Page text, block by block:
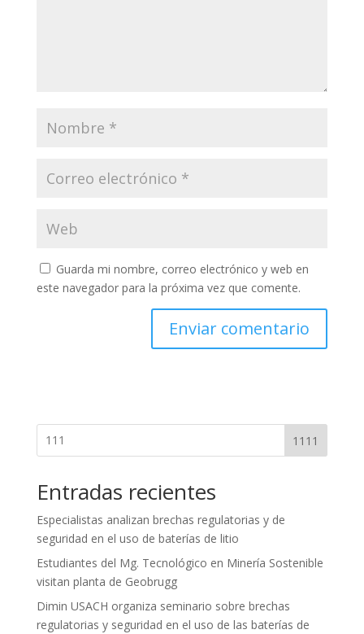
Guarda mi nombre, correo electrónico y web en
este navegador para la próxima vez que comente.
1111
Entradas recientes
Especialistas analizan brechas regulatorias y de
seguridad en el uso de baterías de litio
Estudiantes del Mg. Tecnológico en Minería Sostenible
visitan planta de Geobrugg
Dimin USACH organiza seminario sobre brechas
regulatorias y seguridad en el uso de las baterías de